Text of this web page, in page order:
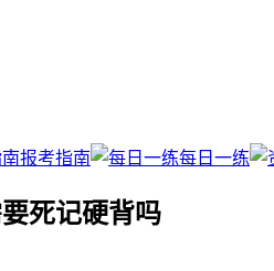
报考指南 每日一练
死记硬背吗